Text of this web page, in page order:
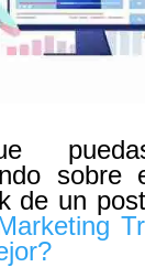
de un